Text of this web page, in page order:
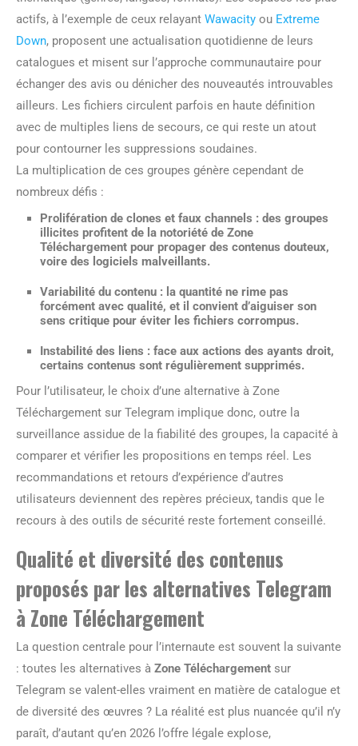
actifs, à l’exemple de ceux relayant Wawacity ou Extreme
Down, proposent une actualisation quotidienne de leurs
catalogues et misent sur l’approche communautaire pour
échanger des avis ou dénicher des nouveautés introuvables
ailleurs. Les fichiers circulent parfois en haute définition
avec de multiples liens de secours, ce qui reste un atout
pour contourner les suppressions soudaines.
La multiplication de ces groupes génère cependant de
nombreux défis :
Prolifération de clones et faux channels : des groupes
illicites profitent de la notoriété de Zone
Téléchargement pour propager des contenus douteux,
voire des logiciels malveillants.
Variabilité du contenu : la quantité ne rime pas
forcément avec qualité, et il convient d’aiguiser son
sens critique pour éviter les fichiers corrompus.
Instabilité des liens : face aux actions des ayants droit,
certains contenus sont régulièrement supprimés.
Pour l’utilisateur, le choix d’une alternative à Zone
Téléchargement sur Telegram implique donc, outre la
surveillance assidue de la fiabilité des groupes, la capacité à
comparer et vérifier les propositions en temps réel. Les
recommandations et retours d’expérience d’autres
utilisateurs deviennent des repères précieux, tandis que le
recours à des outils de sécurité reste fortement conseillé.
Qualité et diversité des contenus
proposés par les alternatives Telegram
à Zone Téléchargement
La question centrale pour l’internaute est souvent la suivante
: toutes les alternatives à Zone Téléchargement sur
Telegram se valent-elles vraiment en matière de catalogue et
de diversité des œuvres ? La réalité est plus nuancée qu’il n’y
paraît, d’autant qu’en 2026 l’offre légale explose,